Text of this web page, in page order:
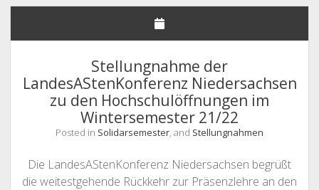
Niedersachsen
dem
aktuellen
Stand
der
Hochschulöffnungen
Stellungnahme der
LandesAStenKonferenz Niedersachsen
zu den Hochschulöffnungen im
Wintersemester 21/22
Posted in Solidarsemester, and Stellungnahmen
Die LandesAStenKonferenz Niedersachsen begrüßt
die weitestgehende Rückkehr zur Präsenzlehre an den